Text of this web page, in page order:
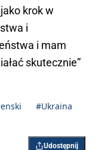
krok w
i
i mam
skutecznie”
#Ukraina
Udostępnij